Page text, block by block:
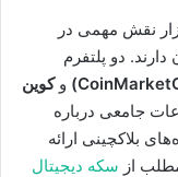
نقش مهمی در
دو پلتفرم
وکوین
جامعی درباره
بلاکچینی ارائه
از سکه دیجیتال